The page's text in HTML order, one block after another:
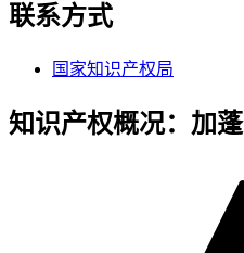
联系方式
国家知识产权局
知识产权概况：加蓬